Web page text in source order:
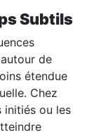
Subtils
de
étendue
Chez
initiés ou les